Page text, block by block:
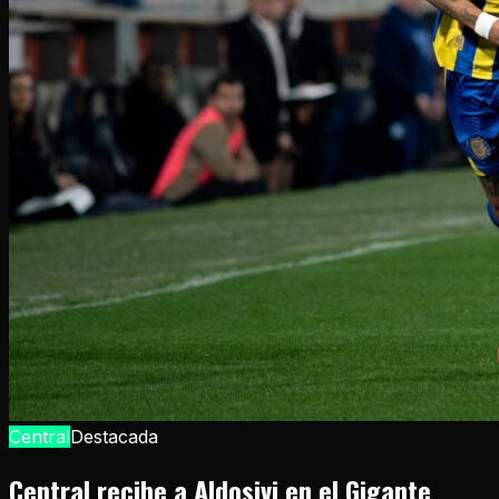
CentralDestacada
Central recibe a Aldosivi en el Gigante